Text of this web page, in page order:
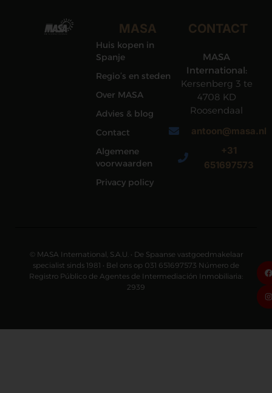
MASA
Huis kopen in
Spanje
Regio’s en steden
Over MASA
Advies & blog
Contact
Algemene
voorwaarden
Privacy policy
CONTACT
MASA
International:
Kersenberg 3 te
4708 KD
Roosendaal
antoon@masa.nl
+31
651697573
© MASA International, S.A.U. • De Spaanse vastgoedmakelaar
specialist sinds 1981 • Bel ons op 031 651697573 Número de
Registro Público de Agentes de Intermediación Inmobiliaria:
2939